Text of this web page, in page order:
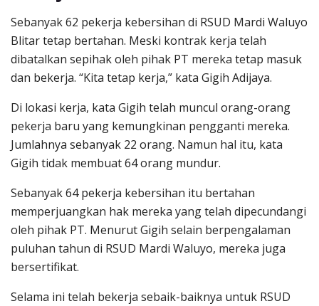
Sebanyak 62 pekerja kebersihan di RSUD Mardi Waluyo
Blitar tetap bertahan. Meski kontrak kerja telah
dibatalkan sepihak oleh pihak PT mereka tetap masuk
dan bekerja. “Kita tetap kerja,” kata Gigih Adijaya.
Di lokasi kerja, kata Gigih telah muncul orang-orang
pekerja baru yang kemungkinan pengganti mereka.
Jumlahnya sebanyak 22 orang. Namun hal itu, kata
Gigih tidak membuat 64 orang mundur.
Sebanyak 64 pekerja kebersihan itu bertahan
memperjuangkan hak mereka yang telah dipecundangi
oleh pihak PT. Menurut Gigih selain berpengalaman
puluhan tahun di RSUD Mardi Waluyo, mereka juga
bersertifikat.
Selama ini telah bekerja sebaik-baiknya untuk RSUD